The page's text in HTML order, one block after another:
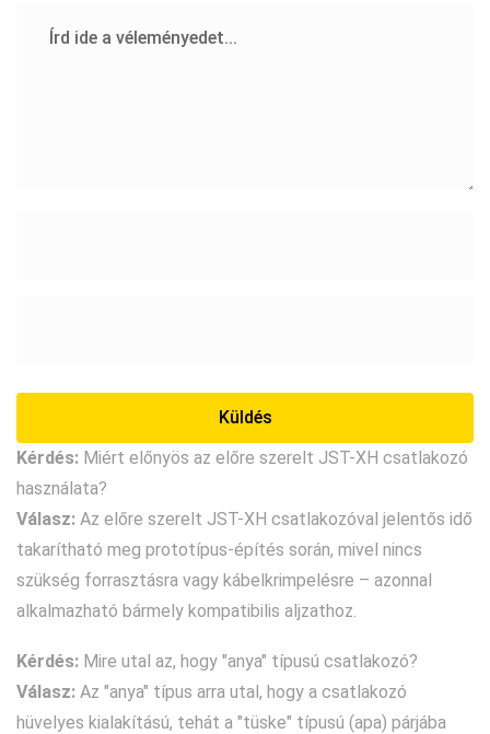
Kérdés: Miért előnyös az előre szerelt JST-XH csatlakozó
használata?
Válasz: Az előre szerelt JST-XH csatlakozóval jelentős idő
takarítható meg prototípus-építés során, mivel nincs
szükség forrasztásra vagy kábelkrimpelésre – azonnal
alkalmazható bármely kompatibilis aljzathoz.
Kérdés: Mire utal az, hogy "anya" típusú csatlakozó?
Válasz: Az "anya" típus arra utal, hogy a csatlakozó
hüvelyes kialakítású, tehát a "tüske" típusú (apa) párjába